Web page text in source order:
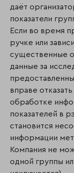
даёт
показатели
Если во время
ручке или
существенные
данные за
вправе
обработке
показателей в
становится
информации
Компания не
одной группы